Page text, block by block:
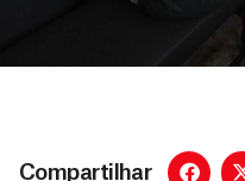
Compartilhar